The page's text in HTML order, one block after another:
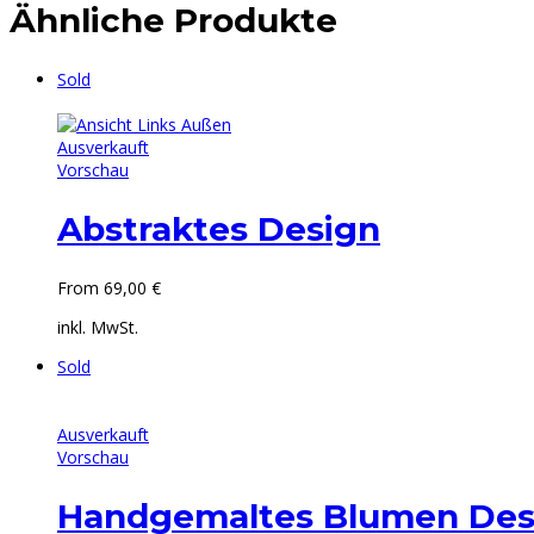
Ähnliche Produkte
Sold
Ausverkauft
Vorschau
Abstraktes Design
From 69,00 €
inkl. MwSt.
Sold
Ausverkauft
Vorschau
Handgemaltes Blumen